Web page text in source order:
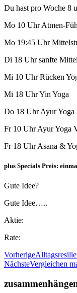
Du hast pro Woche 8
Mo 10 Uhr Atmen-
Mo 19:45 Uhr
Di 18 Uhr sanfte
Mi 10 Uhr Rücken
Mi 18 Uhr Yin Yoga
Do 18 Uhr Ayur Yoga
Fr 10 Uhr Ayur Yoga
Fr 18 Uhr Asana &
plus Specials Preis:
Gute Idee?
Gute Idee…..
Aktie:
Rate:
Vorherige
NächsteVergleichen